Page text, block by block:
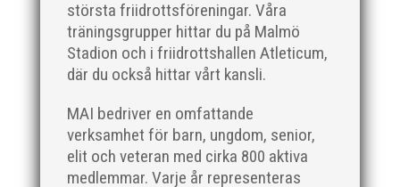
största friidrottsföreningar. Våra
träningsgrupper hittar du på Malmö
Stadion och i friidrottshallen Atleticum,
där du också hittar vårt kansli.
MAI bedriver en omfattande
verksamhet för barn, ungdom, senior,
elit och veteran med cirka 800 aktiva
medlemmar. Varje år representeras